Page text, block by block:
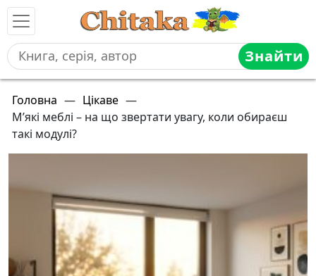
Знайти
Головна — Цікаве —
М’які меблі – на що звертати увагу, коли обираєш
такі модулі?